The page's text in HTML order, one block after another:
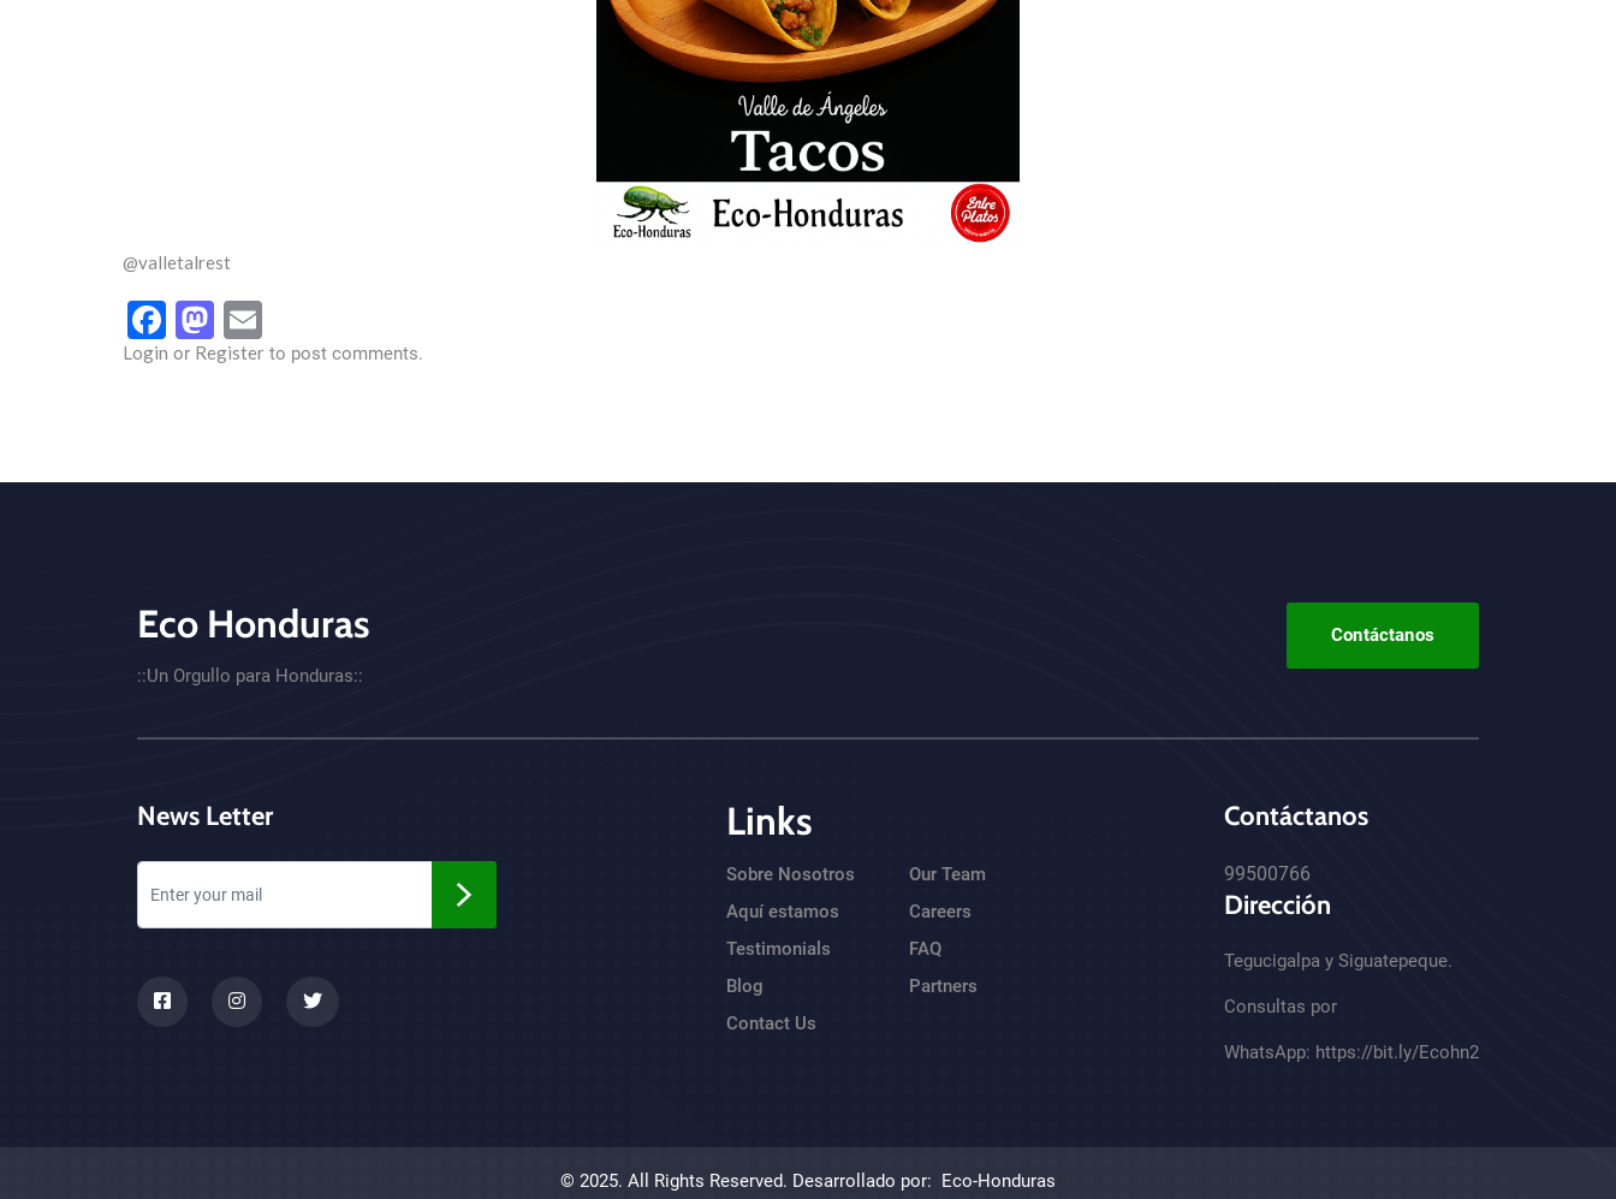
@valletalrest
Facebook
Mastodon
Login or Register to post comments.
CTA - Footer
Eco Honduras
::Un Orgullo para Honduras::
Contáctanos
News Letter Links
Sobre Nosotros
Aquí estamos
Testimonials
Blog
Contact Us
Our Team
Careers
FAQ
Partners
Contáctanos
99500766
Dirección
Tegucigalpa y Siguatepeque.
Consultas por
WhatsApp: https://bit.ly/Ecohn2
© 2025. All Rights Reserved. Desarrollado por: Eco-Honduras